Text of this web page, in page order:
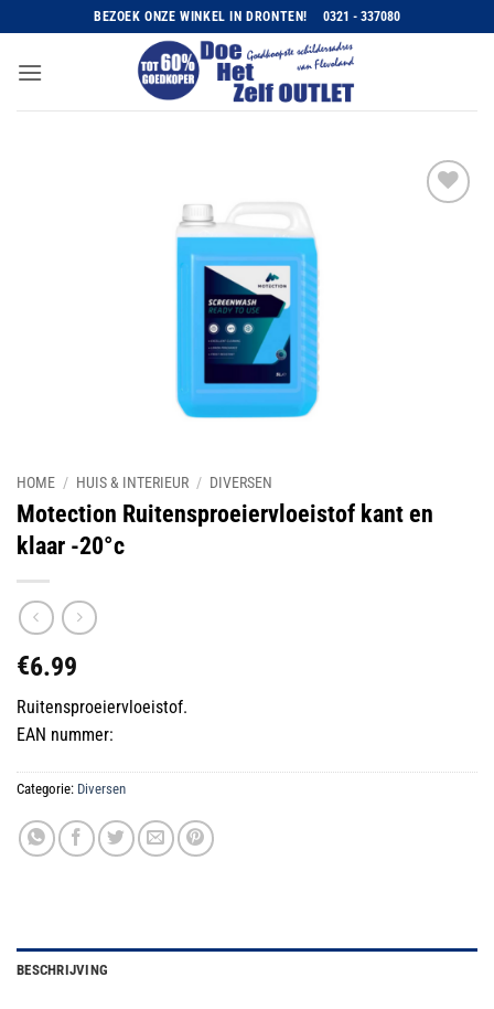
naar
inhoud
BEZOEK ONZE WINKEL IN DRONTEN! 0321 - 337080
HOME / HUIS & INTERIEUR / DIVERSEN
Motection Ruitensproeiervloeistof kant en
klaar -20°c
€6.99
Ruitensproeiervloeistof.
EAN nummer:
Categorie: Diversen
BESCHRIJVING